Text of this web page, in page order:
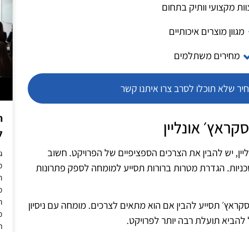
מקצועי וותיק בתחום
מגוון מוצרים איכותיים
מחירים משתלמים
שלא תוכלו לסרב צרו איתנו קשר
אונליין
יש להבין את הצרכים הספציפיים של הפרויקט. חשוב
הגדרת מטרות ברורות תסייע למומחה לספק פתרונות
תסייע להבין אם הוא מתאים לצרכים. מומחה עם ניסיון
להביא תועלת רבה יותר לפרויקט.